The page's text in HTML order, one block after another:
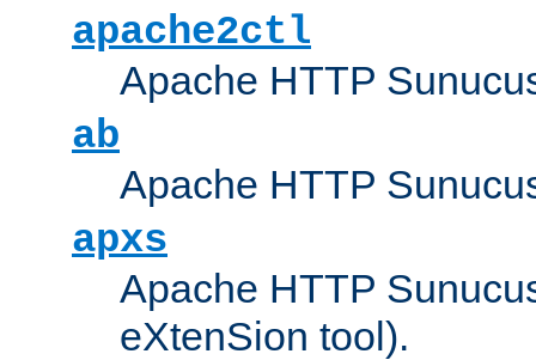
apache2ctl
Apache HTTP
ab
Apache HTTP
apxs
Apache HTTP
eXtenSion tool).